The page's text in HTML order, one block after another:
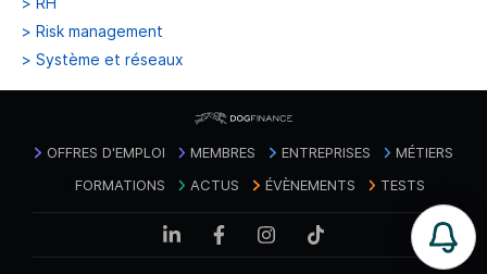
> Risk management
> Système et réseaux
OFFRES D'EMPLOI MEMBRES ENTREPRISES
MÉTIERS
FORMATIONS
ACTUS ÉVÈNEMENTS TESTS